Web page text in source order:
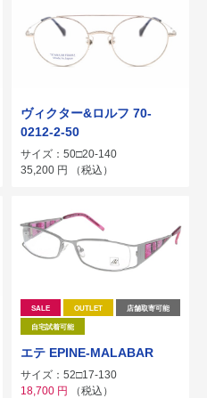
ヴィクター&ロルフ 70-
0212-2-50
サイズ：50□20-140
35,200 円 （税込）
SALE OUTLET 店舗取寄可能
自宅試着可能
エテ EPINE-MALABAR
サイズ：52□17-130
18,700 円 （税込）